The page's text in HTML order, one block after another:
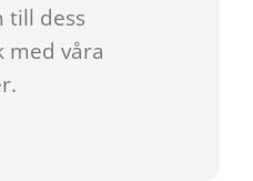
till dess
med våra